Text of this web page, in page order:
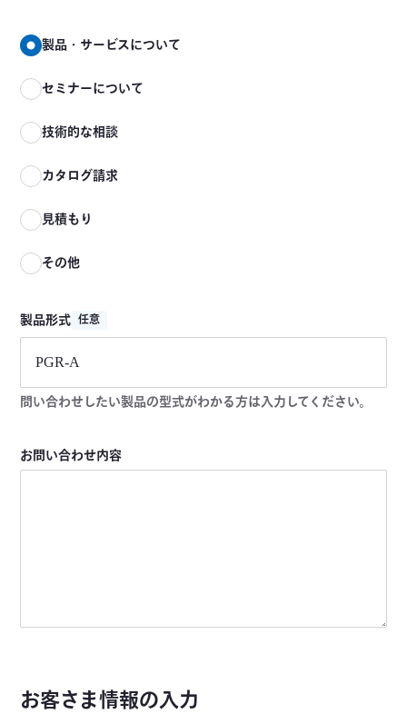
製品・サービスについて
セミナーについて
技術的な相談
カタログ請求
見積もり
その他
製品形式 任意
問い合わせしたい製品の型式がわかる方は入力してください。
お問い合わせ内容
お客さま情報の入力